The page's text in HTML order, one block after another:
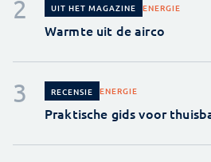
UIT HET MAGAZINE ENERGIE
Warmte uit de airco
RECENSIE ENERGIE
Praktische gids voor